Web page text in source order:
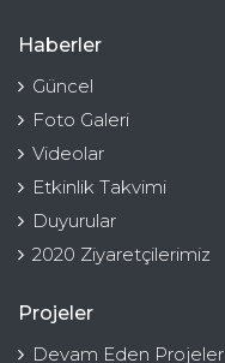
Haberler
Güncel
Foto Galeri
Videolar
Etkinlik Takvimi
Duyurular
2020 Ziyaretçilerimiz
Projeler
Devam Eden Projeler